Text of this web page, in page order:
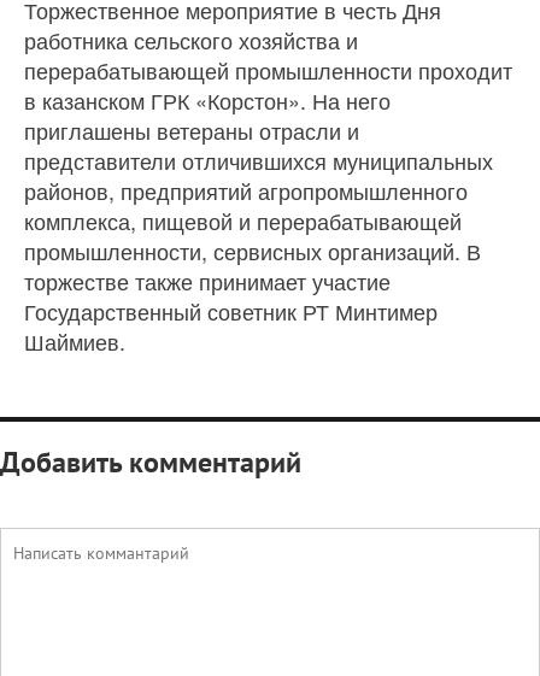
Торжественное мероприятие в честь Дня
работника сельского хозяйства и
перерабатывающей промышленности проходит
в казанском ГРК «Корстон». На него
приглашены ветераны отрасли и
представители отличившихся муниципальных
районов, предприятий агропромышленного
комплекса, пищевой и перерабатывающей
промышленности, сервисных организаций. В
торжестве также принимает участие
Государственный советник РТ Минтимер
Шаймиев.
Добавить комментарий